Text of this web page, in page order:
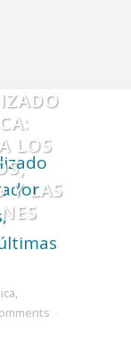
LOS
Y LAS
,